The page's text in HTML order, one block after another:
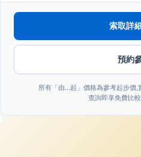
索取詳
預約
所有「由…起」價格為參考起步價,
查詢即享免費比較